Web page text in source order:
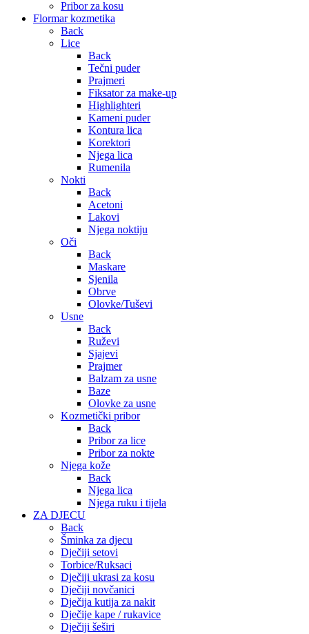
Pribor za kosu
Flormar kozmetika
Back
Lice
Back
Tečni puder
Prajmeri
Fiksator za make-up
Highlighteri
Kameni puder
Kontura lica
Korektori
Njega lica
Rumenila
Nokti
Back
Acetoni
Lakovi
Njega noktiju
Oči
Back
Maskare
Sjenila
Obrve
Olovke/Tuševi
Usne
Back
Ruževi
Sjajevi
Prajmer
Balzam za usne
Baze
Olovke za usne
Kozmetički pribor
Back
Pribor za lice
Pribor za nokte
Njega kože
Back
Njega lica
Njega ruku i tijela
ZA DJECU
Back
Šminka za djecu
Dječiji setovi
Torbice/Ruksaci
Dječiji ukrasi za kosu
Dječiji novčanici
Dječija kutija za nakit
Dječije kape / rukavice
Dječiji šeširi